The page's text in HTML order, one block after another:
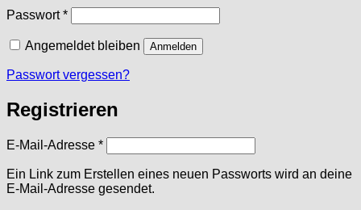
Passwort*Erforderlich
Angemeldet bleiben Anmelden
Passwort vergessen?
Registrieren
E-Mail-Adresse *Erforderlich
Ein Link zum Erstellen eines neuen Passworts wird an deine
E-Mail-Adresse gesendet.